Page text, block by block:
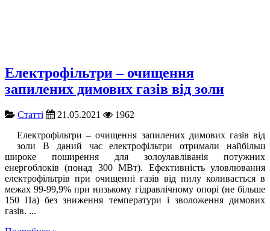
Електрофільтри – очищення
запилених димових газів від золи
Cтатті 21.05.2021
1962
Електрофільтри – очищення запилених димових газів від
золи В даний час електрофільтри отримали найбільш
широке поширення для золоулавліванія потужних
енергоблоків (понад 300 МВт). Ефективність уловлювання
електрофільтрів при очищенні газів від пилу коливається в
межах 99-99,9% при низькому гідравлічному опорі (не більше
150 Па) без зниження температури і зволоження димових
газів. ...